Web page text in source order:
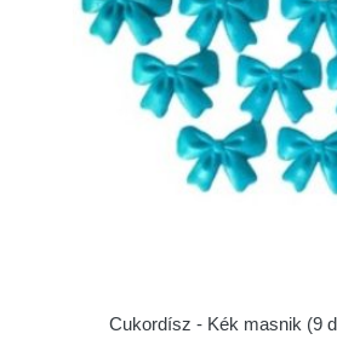
Cukordísz - Kék masnik (9